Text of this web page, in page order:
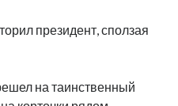
президент, сползая
на таинственный